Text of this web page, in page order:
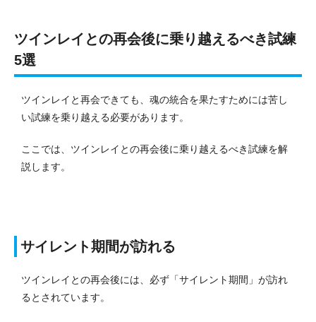
ツインレイとの再会後に乗り越えるべき試練
5選
ツインレイと再会できても、魂の統合を果たすためには苦し
い試練を乗り越える必要があります。
ここでは、ツインレイとの再会後に乗り越えるべき試練を解
説します。
サイレント期間が訪れる
ツインレイとの再会後には、必ず「サイレント期間」が訪れ
るとされています。